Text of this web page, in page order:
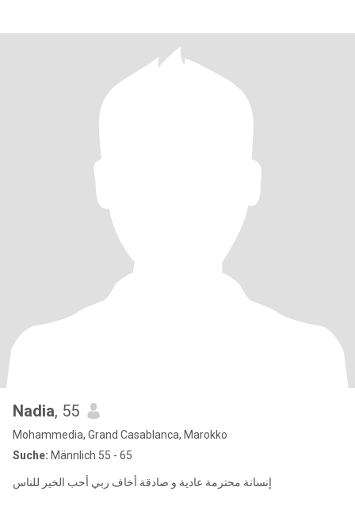
Nadia, 55
Mohammedia, Grand Casablanca, Marokko
Suche: Männlich 55 - 65
إنسانة محترمة عادية و صادقة أخاف ربي أحب الخير للناس